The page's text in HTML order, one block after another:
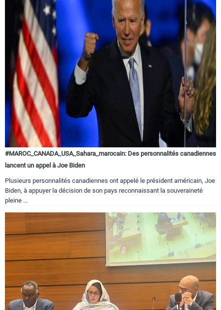
#MAROC_CANADA_USA_Sahara_marocain: Des personnalités canadiennes
lancent un appel à Joe Biden
Plusieurs personnalités canadiennes ont appelé le président américain, Joe
Biden, à appuyer la décision de son pays reconnaissant la souveraineté
pleine ...